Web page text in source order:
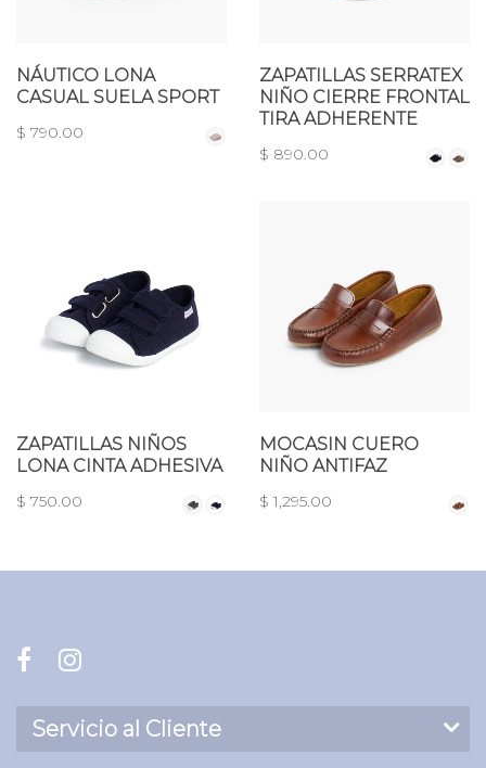
NÁUTICO LONA
CASUAL SUELA SPORT
$ 790.00
ZAPATILLAS SERRATEX
NIÑO CIERRE FRONTAL
TIRA ADHERENTE
$ 890.00
ZAPATILLAS NIÑOS
LONA CINTA ADHESIVA
$ 750.00
MOCASIN CUERO
NIÑO ANTIFAZ
$ 1,295.00
Servicio al Cliente